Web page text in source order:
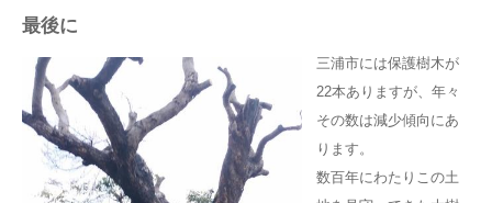
最後に
三浦市には保護樹木が
22本ありますが、年々
その数は減少傾向にあ
ります。
数百年にわたりこの土